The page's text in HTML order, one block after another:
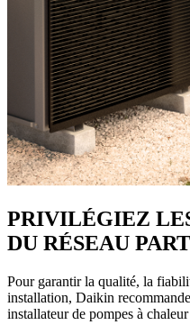
PRIVILÉGIEZ
DU RÉSEAU
Pour garantir la qualité, la
installation, Daikin
installateur de pompes à